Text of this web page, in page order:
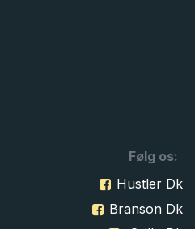
Følg os:
Hustler Dk
Branson Dk